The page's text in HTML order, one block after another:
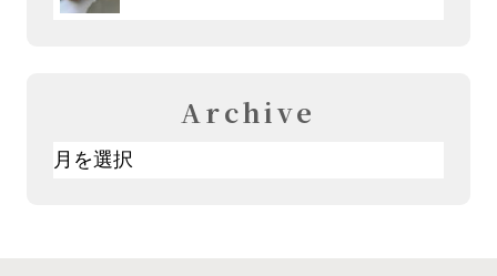
Archive
ア